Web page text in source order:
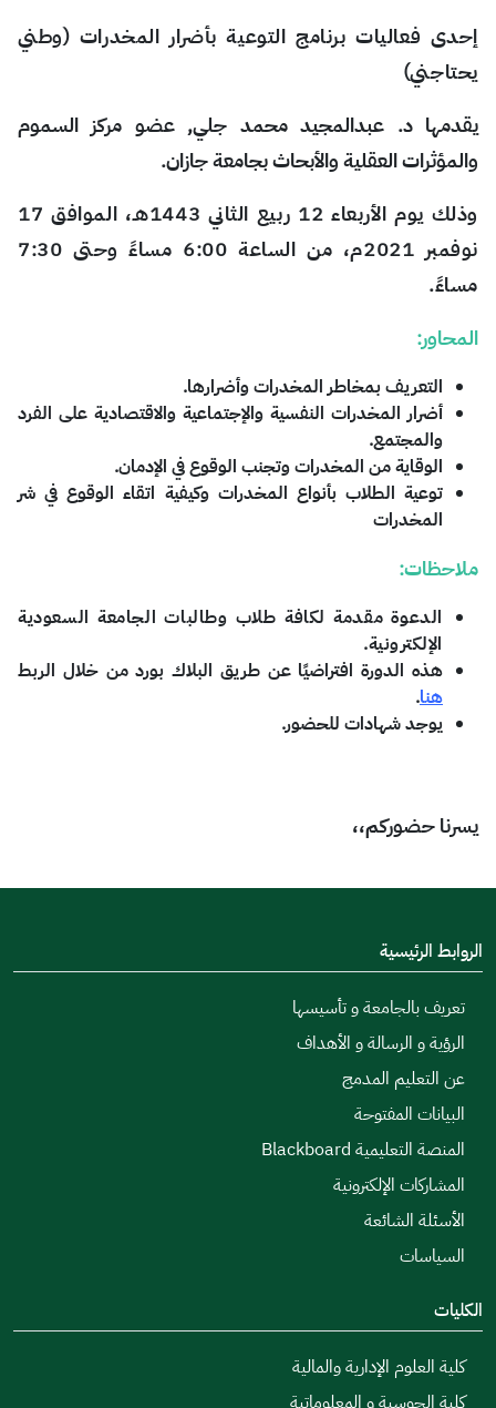
إحدى فعاليات برنامج التوعية بأضرار المخدرات (وطني
يحتاجني)
يقدمها د. عبدالمجيد محمد جلي, عضو مركز السموم
والمؤثرات العقلية والأبحاث بجامعة جازان.
وذلك يوم الأربعاء 12 ربيع الثاني 1443هـ، الموافق 17
نوفمبر 2021م،
من الساعة 6:00 مساءً وحتى 7:30
مساءً.
المحاور:
التعريف بمخاطر المخدرات وأضرارها.
أضرار المخدرات النفسية والإجتماعية والاقتصادية على الفرد
والمجتمع.
الوقاية من المخدرات وتجنب الوقوع في الإدمان.
توعية الطلاب بأنواع المخدرات وكيفية اتقاء الوقوع في شر
المخدرات
ملاحظات:
الدعوة مقدمة لكافة طلاب وطالبات الجامعة السعودية
الإلكترونية.
هذه الدورة افتراضيًا عن طريق البلاك بورد من خلال الربط
هنا.
يوجد شهادات للحضور.
يسرنا حضوركم،،
الروابط الرئيسية
تعريف بالجامعة و تأسيسها
الرؤية و الرسالة و الأهداف
عن التعليم المدمج
البيانات المفتوحة
المنصة التعليمية Blackboard
المشاركات الإلكترونية
الأسئلة الشائعة
السياسات
الكليات
كلية العلوم الإدارية والمالية
كلية الحوسبة و المعلوماتية